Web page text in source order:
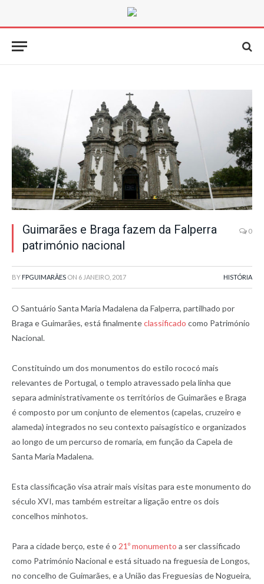
Guimarães e Braga fazem da Falperra
património nacional
0
BY FPGUIMARÃES ON 6 JANEIRO, 2017 HISTÓRIA
O Santuário Santa Maria Madalena da Falperra, partilhado por
Braga e Guimarães, está finalmenteclassificado como Património
Nacional.
Constituindo um dos monumentos do estilo rococó mais
relevantes de Portugal, o templo atravessado pela linha que
separa administrativamente os territórios de Guimarães e Braga
é composto por um conjunto de elementos (capelas, cruzeiro e
alameda) integrados no seu contexto paisagístico e organizados
ao longo de um percurso de romaria, em função da Capela de
Santa Maria Madalena.
Esta classificação visa atrair mais visitas para este monumento do
século XVI, mas também estreitar a ligação entre os dois
concelhos minhotos.
Para a cidade berço, este é o 21º monumento a ser classificado
como Património Nacional e está situado na freguesia de Longos,
no concelho de Guimarães, e a União das Freguesias de Nogueira,